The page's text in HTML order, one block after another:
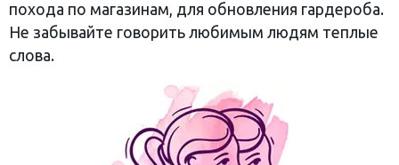
похода по магазинам, для обновления гардероба.
Не забывайте говорить любимым людям теплые
слова.